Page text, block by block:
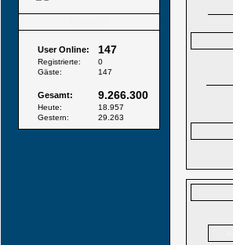
User Online: 147
Registrierte:
0
Gäste:
147
Gesamt: 9.266.300
Heute:
18.957
Gestern:
29.263